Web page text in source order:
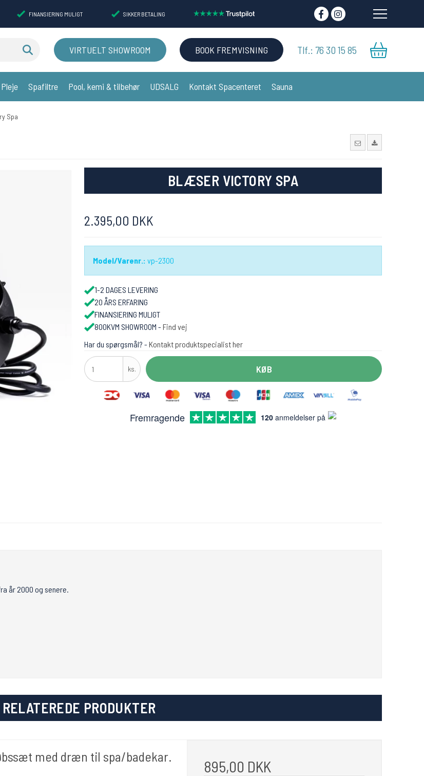
FINANSIERING MULIGT SIKKER BETALING
VIRTUELT SHOWROOM BOOK FREMVISNING Tlf.: 76 30 15 85
Spafiltre Pool, kemi & tilbehør UDSALG Kontakt Spacenteret Sauna
Spa
BLÆSER VICTORY SPA
2.395,00 DKK
Model/Varenr.: vp-2300
1-2 DAGES LEVERING
20 ÅRS ERFARING
FINANSIERING MULIGT
800KVM SHOWROOM - Find vej
Har du spørgsmål? - Kontakt produktspecialist her
ks. KØB
Fremragende 120 anmeldelser på
år 2000 og senere.
RELATEREDE PRODUKTER
med dræn til spa/badekar.
895,00 DKK